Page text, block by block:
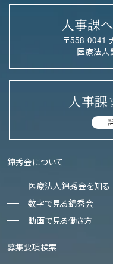
人事課
〒558-0041
医療法人
人事課
錦秀会について
医療法人錦秀会を知る
数字で見る錦秀会
動画で見る働き方
募集要項検索